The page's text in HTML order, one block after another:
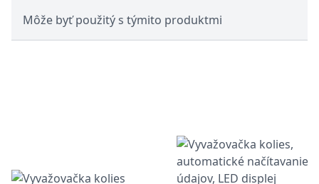
Môže byť použitý s týmito produktmi